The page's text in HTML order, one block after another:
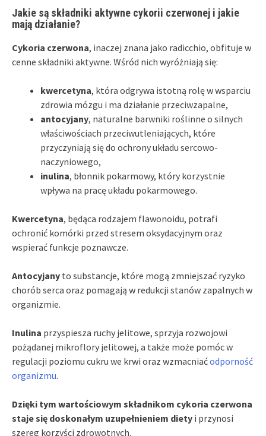
Jakie są składniki aktywne cykorii czerwonej i jakie
mają działanie?
Cykoria czerwona, inaczej znana jako radicchio, obfituje w
cenne składniki aktywne. Wśród nich wyróżniają się:
kwercetyna, która odgrywa istotną rolę w wsparciu
zdrowia mózgu i ma działanie przeciwzapalne,
antocyjany, naturalne barwniki roślinne o silnych
właściwościach przeciwutleniających, które
przyczyniają się do ochrony układu sercowo-
naczyniowego,
inulina, błonnik pokarmowy, który korzystnie
wpływa na pracę układu pokarmowego.
Kwercetyna, będąca rodzajem flawonoidu, potrafi
ochronić komórki przed stresem oksydacyjnym oraz
wspierać funkcje poznawcze.
Antocyjany to substancje, które mogą zmniejszać ryzyko
chorób serca oraz pomagają w redukcji stanów zapalnych w
organizmie.
Inulina przyspiesza ruchy jelitowe, sprzyja rozwojowi
pożądanej mikroflory jelitowej, a także może pomóc w
regulacji poziomu cukru we krwi oraz wzmacniaćodporność
organizmu.
Dzięki tym wartościowym składnikom cykoria czerwona
staje się doskonałym uzupełnieniem diety i przynosi
szereg korzyści zdrowotnych.